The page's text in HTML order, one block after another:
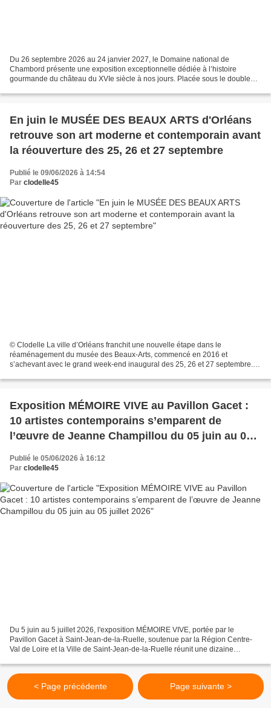
Du 26 septembre 2026 au 24 janvier 2027, le Domaine national de
Chambord présente une exposition exceptionnelle dédiée à l’histoire
gourmande du château du XVIe siècle à nos jours. Placée sous le double
En juin le MUSÉE DES BEAUX ARTS d'Orléans
retrouve son art moderne et contemporain avant
la réouverture des 25, 26 et 27 septembre
Publié le 09/06/2026 à 14:54
Par clodelle45
© Clodelle La ville d’Orléans franchit une nouvelle étape dans le
réaménagement du musée des Beaux-Arts, commencé en 2016 et
s’achevant avec le grand week-end inaugural des 25, 26 et 27 septembre.
Exposition MÉMOIRE VIVE au Pavillon Gacet :
10 artistes contemporains s’emparent de
l’œuvre de Jeanne Champillou du 05 juin au 05
Publié le 05/06/2026 à 16:12
Par clodelle45
Du 5 juin au 5 juillet 2026, l'exposition MÉMOIRE VIVE, portée par le
Pavillon Gacet à Saint-Jean-de-la-Ruelle, soutenue par la Région Centre-
Val de Loire et la Ville de Saint-Jean-de-la-Ruelle réunit une dizaine
< Page précédente Page suivante >